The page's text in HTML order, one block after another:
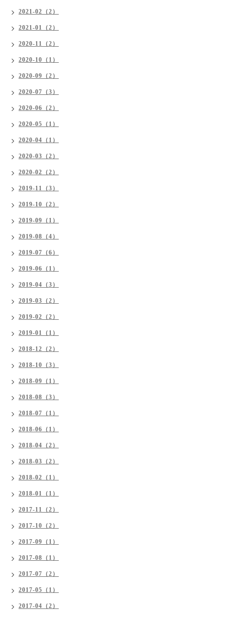
2021-02（2）
2021-01（2）
2020-11（2）
2020-10（1）
2020-09（2）
2020-07（3）
2020-06（2）
2020-05（1）
2020-04（1）
2020-03（2）
2020-02（2）
2019-11（3）
2019-10（2）
2019-09（1）
2019-08（4）
2019-07（6）
2019-06（1）
2019-04（3）
2019-03（2）
2019-02（2）
2019-01（1）
2018-12（2）
2018-10（3）
2018-09（1）
2018-08（3）
2018-07（1）
2018-06（1）
2018-04（2）
2018-03（2）
2018-02（1）
2018-01（1）
2017-11（2）
2017-10（2）
2017-09（1）
2017-08（1）
2017-07（2）
2017-05（1）
2017-04（2）